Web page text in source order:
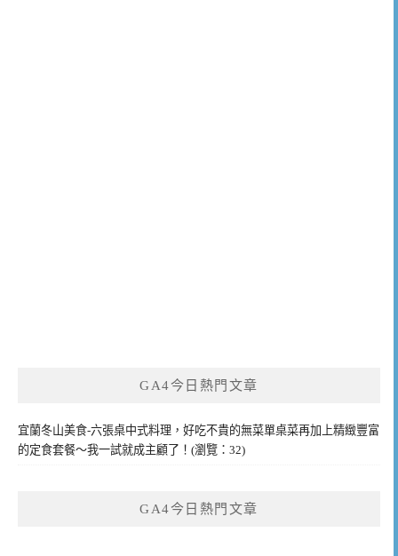
GA4今日熱門文章
宜蘭冬山美食-六張桌中式料理，好吃不貴的無菜單桌菜再加上精緻豐富
的定食套餐～我一試就成主顧了！(瀏覽：32)
GA4今日熱門文章